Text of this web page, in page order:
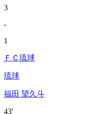
3
-
1
ＦＣ琉球
琉球
福田 望久斗
43'